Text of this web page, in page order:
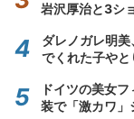
岩沢厚治と3シ
ダレノガレ明
でくれた子やと
ドイツの美女
装で「激カワ